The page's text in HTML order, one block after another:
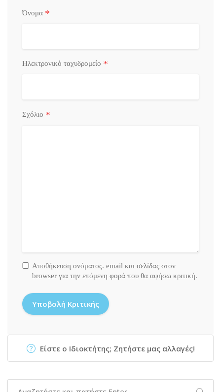
Όνομα *
Ηλεκτρονικό ταχυδρομείο *
Σχόλιο *
Αποθήκευση ονόματος. email και σελίδας στον
browser για την επόμενη φορά που θα αφήσω κριτική.
Είστε ο Ιδιοκτήτης; Ζητήστε μας αλλαγές!